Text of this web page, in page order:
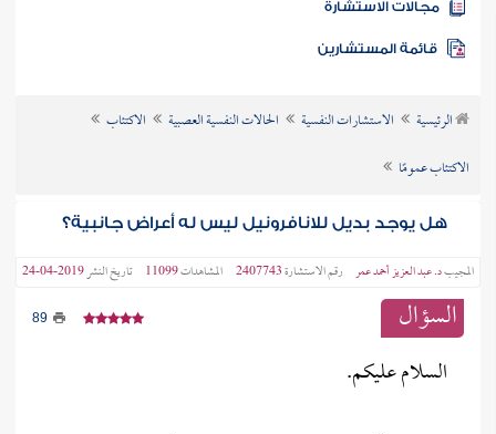
الاستشارة
الرئيسية الاستشارات النفسية الحالات النفسية العصبية
الاكتئاب
الاكتئاب عمومًا
هل يوجد بديل للانافرونيل ليس له أعراض جانبية؟
المجيبد. عبد العزيز أحمد عمر رقم الاستشارة2407743 المشاهدات11099 تاريخ النشر2019-04-24
السؤال 89
السلام عليكم.